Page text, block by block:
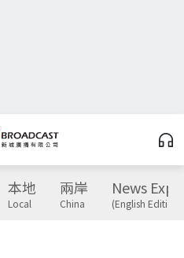
本地
Local
兩岸
China
News
(English Edition)